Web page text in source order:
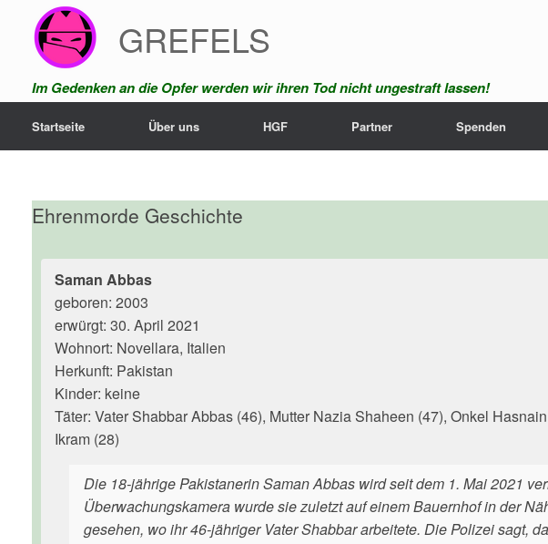
springen
GREFELS
Im Gedenken an die Opfer werden wir ihren Tod nicht ungestraft lassen!
Startseite Über uns HGF Partner Spenden
Ehrenmorde Geschichte
Saman Abbas
geboren: 2003
erwürgt: 30. April 2021
Wohnort: Novellara, Italien
Herkunft: Pakistan
Kinder: keine
Täter: Vater Shabbar Abbas (46), Mutter Nazia Shaheen (47), Onkel
Ikram (28)
Die 18-jährige Pakistanerin Saman Abbas wird seit dem 1. Mai 2021
Überwachungskamera wurde sie zuletzt auf einem Bauernhof in der
gesehen, wo ihr 46-jähriger Vater Shabbar arbeitete. Die Polizei sagt,